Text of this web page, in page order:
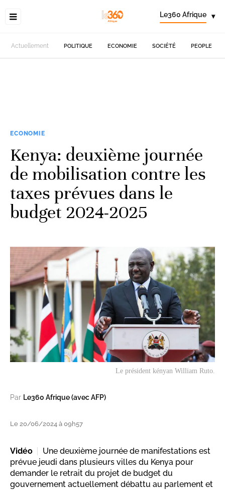
Le360 Afrique ▾
Actuellement POLITIQUE ECONOMIE SOCIÉTÉ PEOPLE
ECONOMIE
Kenya: deuxième journée
de mobilisation contre les
taxes prévues dans le
budget 2024-2025
Le président kényan William Ruto.
Par Le360 Afrique (avec AFP)
Le 20/06/2024 à 09h57
Vidéo
Une deuxième journée de manifestations est
prévue jeudi dans plusieurs villes du Kenya pour
demander le retrait du projet de budget du
gouvernement actuellement débattu au parlement et